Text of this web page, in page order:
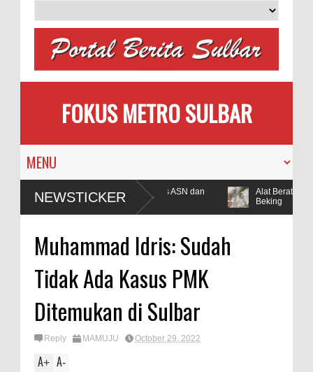
FOKUS METRO SULBAR
NEWSTICKER
Bupati Polman Raib, Polisi Ringkus ASN dan
Alat Berat
Beking
Muhammad Idris: Sudah
Tidak Ada Kasus PMK
Ditemukan di Sulbar
Reply MAMUJU October 29, 2022
A+ A-